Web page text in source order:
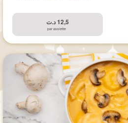
12,5د.ت
par assiette